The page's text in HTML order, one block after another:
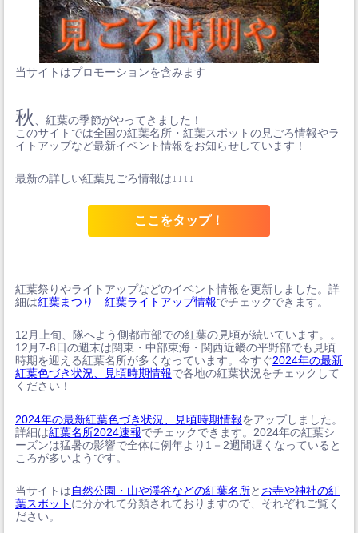
当サイトはプロモーションを含みます
秋
、紅葉の季節がやってきました！
このサイトでは全国の紅葉名所・紅葉スポットの見ごろ情報やラ
イトアップなど最新イベント情報をお知らせしています！
最新の詳しい紅葉見ごろ情報は↓↓↓↓
ここをタップ！
紅葉祭りやライトアップなどのイベント情報を更新しました。詳
細は紅葉まつり 紅葉ライトアップ情報でチェックできます。
12月上旬、隊へよう側都市部での紅葉の見頃が続いています。。
12月7-8日の週末は関東・中部東海・関西近畿の平野部でも見頃
時期を迎える紅葉名所が多くなっています。今すぐ2024年の最新
紅葉色づき状況、見頃時期情報で各地の紅葉状況をチェックして
ください！
2024年の最新紅葉色づき状況、見頃時期情報をアップしました。
詳細は紅葉名所2024速報でチェックできます。2024年の紅葉シ
ーズンは猛暑の影響で全体に例年より1－2週間遅くなっていると
ころが多いようです。
当サイトは自然公園・山や渓谷などの紅葉名所と お寺や神社の紅
葉スポット に分かれて分類されておりますので、それぞれご覧く
ださい。